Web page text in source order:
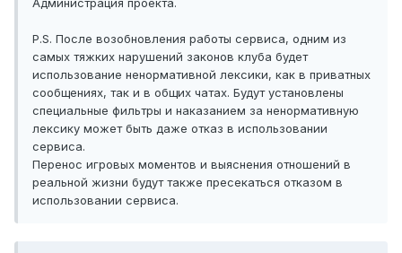
Администрация проекта.
P.S. После возобновления работы сервиса, одним из
самых тяжких нарушений законов клуба будет
использование ненормативной лексики, как в приватных
сообщениях, так и в общих чатах. Будут установлены
специальные фильтры и наказанием за ненормативную
лексику может быть даже отказ в использовании
сервиса.
Перенос игровых моментов и выяснения отношений в
реальной жизни будут также пресекаться отказом в
использовании сервиса.